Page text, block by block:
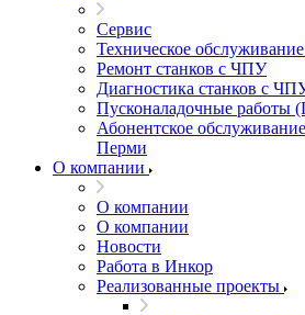
Сервис
Техническое
Ремонт станков с ЧПУ
Диагностика станков с
Пусконаладочные работы
Абонентское
Перми
О компании
О компании
О компании
Новости
Работа в Инкор
Реализованные проекты